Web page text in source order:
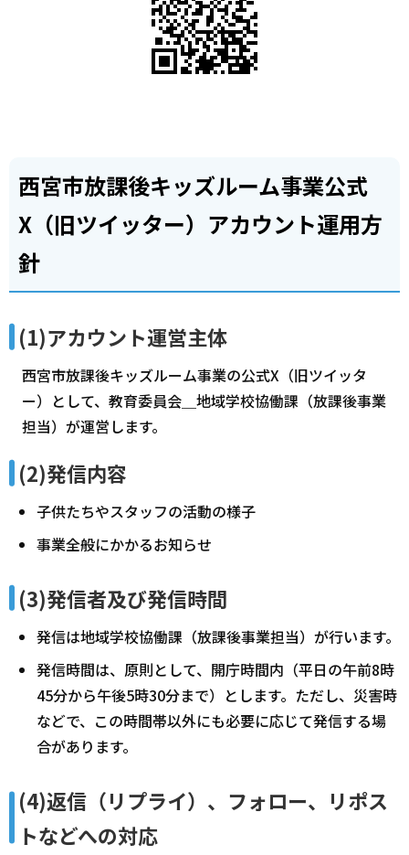
西宮市放課後キッズルーム事業公式
X（旧ツイッター）アカウント運用方
針
(1)アカウント運営主体
西宮市放課後キッズルーム事業の公式X（旧ツイッタ
ー）として、教育委員会＿地域学校協働課（放課後事業
担当）が運営します。
(2)発信内容
子供たちやスタッフの活動の様子
事業全般にかかるお知らせ
(3)発信者及び発信時間
発信は地域学校協働課（放課後事業担当）が行います。
発信時間は、原則として、開庁時間内（平日の午前8時
45分から午後5時30分まで）とします。ただし、災害時
などで、この時間帯以外にも必要に応じて発信する場
合があります。
(4)返信（リプライ）、フォロー、リポス
トなどへの対応